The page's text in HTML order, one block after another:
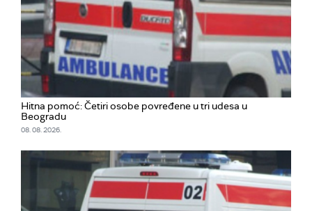
Hitna pomoć: Četiri osobe povređene u tri udesa u
Beogradu
08. 08. 2026.